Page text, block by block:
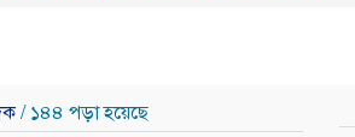
/ ১৪৪ পড়া হয়েছে